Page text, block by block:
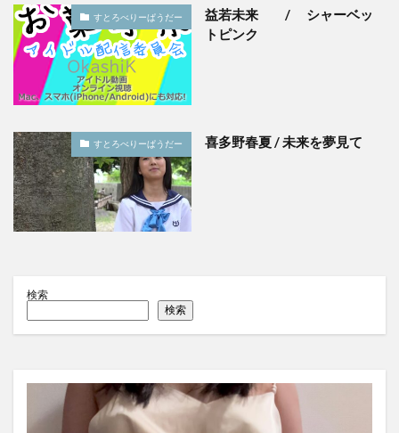
すとろべりーぱうだー
益若未来 / シャーベッ
トピンク
すとろべりーぱうだー 喜多野春夏 / 未来を夢見て
検索
検索